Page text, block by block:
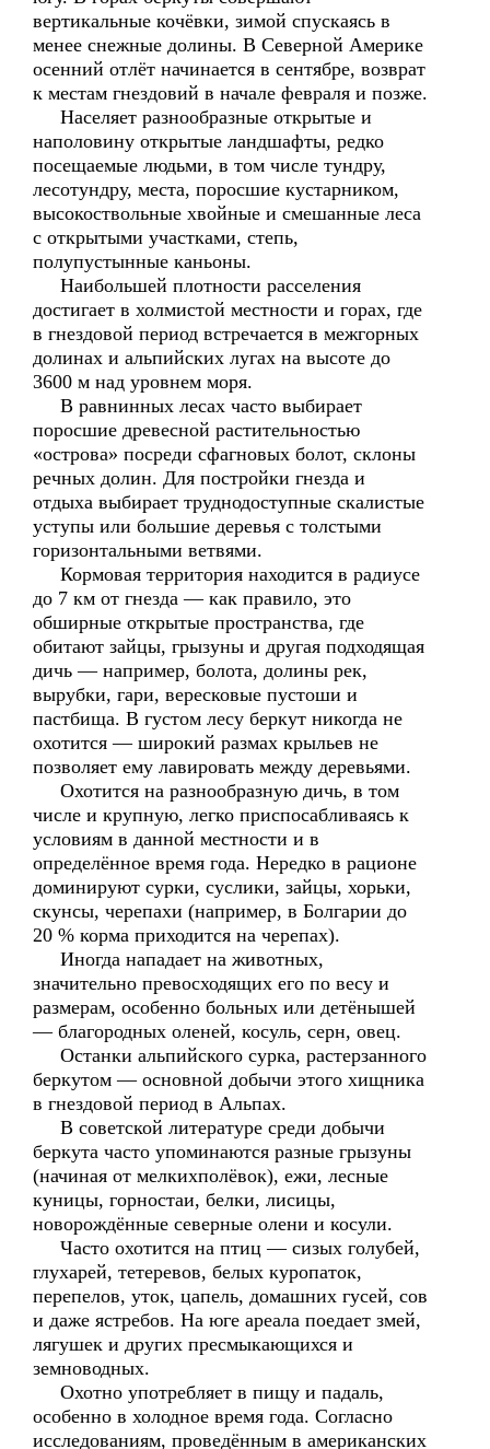
вертикальные кочёвки, зимой спускаясь в
менее снежные долины. В Северной Америке
осенний отлёт начинается в сентябре, возврат
к местам гнездовий в начале февраля и позже.
Населяет разнообразные открытые и
наполовину открытые ландшафты, редко
посещаемые людьми, в том числе тундру,
лесотундру, места, поросшие кустарником,
высокоствольные хвойные и смешанные леса
с открытыми участками, степь,
полупустынные каньоны.
Наибольшей плотности расселения
достигает в холмистой местности и горах, где
в гнездовой период встречается в межгорных
долинах и альпийских лугах на высоте до
3600 м над уровнем моря.
В равнинных лесах часто выбирает
поросшие древесной растительностью
«острова» посреди сфагновых болот, склоны
речных долин. Для постройки гнезда и
отдыха выбирает труднодоступные скалистые
уступы или большие деревья с толстыми
горизонтальными ветвями.
Кормовая территория находится в радиусе
до 7 км от гнезда — как правило, это
обширные открытые пространства, где
обитают зайцы, грызуны и другая подходящая
дичь — например, болота, долины рек,
вырубки, гари, вересковые пустоши и
пастбища. В густом лесу беркут никогда не
охотится — широкий размах крыльев не
позволяет ему лавировать между деревьями.
Охотится на разнообразную дичь, в том
числе и крупную, легко приспосабливаясь к
условиям в данной местности и в
определённое время года. Нередко в рационе
доминируют сурки, суслики, зайцы, хорьки,
скунсы, черепахи (например, в Болгарии до
20 % корма приходится на черепах).
Иногда нападает на животных,
значительно превосходящих его по весу и
размерам, особенно больных или детёнышей
— благородных оленей, косуль, серн, овец.
Останки альпийского сурка, растерзанного
беркутом — основной добычи этого хищника
в гнездовой период в Альпах.
В советской литературе среди добычи
беркута часто упоминаются разные грызуны
(начиная от мелкихполёвок), ежи, лесные
куницы, горностаи, белки, лисицы,
новорождённые северные олени и косули.
Часто охотится на птиц — сизых голубей,
глухарей, тетеревов, белых куропаток,
перепелов, уток, цапель, домашних гусей, сов
и даже ястребов. На юге ареала поедает змей,
лягушек и других пресмыкающихся и
земноводных.
Охотно употребляет в пищу и падаль,
особенно в холодное время года. Согласно
исследованиям, проведённым в американских